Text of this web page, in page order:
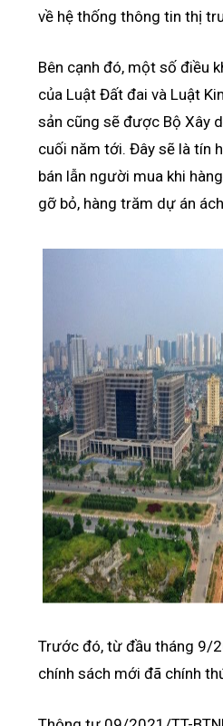
về hệ thống thông tin thị
Bên cạnh đó, một số điều
của Luật Đất đai và Luật
sản cũng sẽ được Bộ Xây
cuối năm tới. Đây sẽ là tín
bán lẫn người mua khi
gỡ bỏ, hàng trăm dự án
Trước đó, từ đầu tháng 9/
chính sách mới đã chính